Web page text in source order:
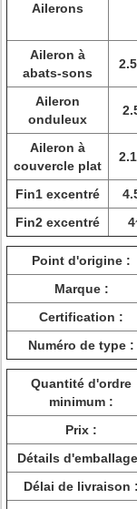
Ailerons
Aileron à
abats-sons
Aileron
onduleux
Aileron à
couvercle plat
Fin1 excentré
Fin2 excentré
Point d'origine :
Marque :
Certification :
Numéro de type :
Quantité d'ordre
minimum :
Prix :
Détails
Délai de livraison :